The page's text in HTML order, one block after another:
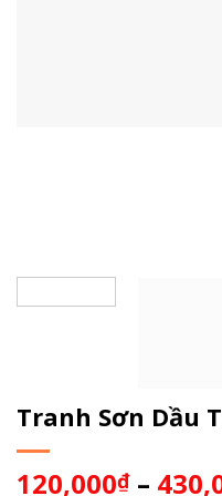
Tranh Sơn Dầu
120,000₫ –